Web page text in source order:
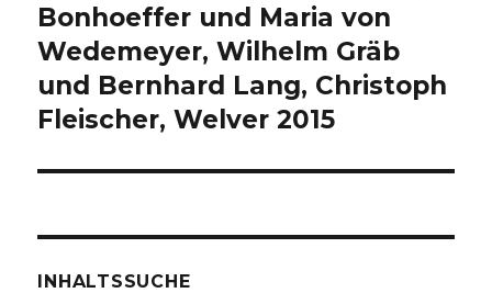
Bonhoeffer und Maria von
Wedemeyer, Wilhelm Gräb
und Bernhard Lang, Christoph
Fleischer, Welver 2015
INHALTSSUCHE